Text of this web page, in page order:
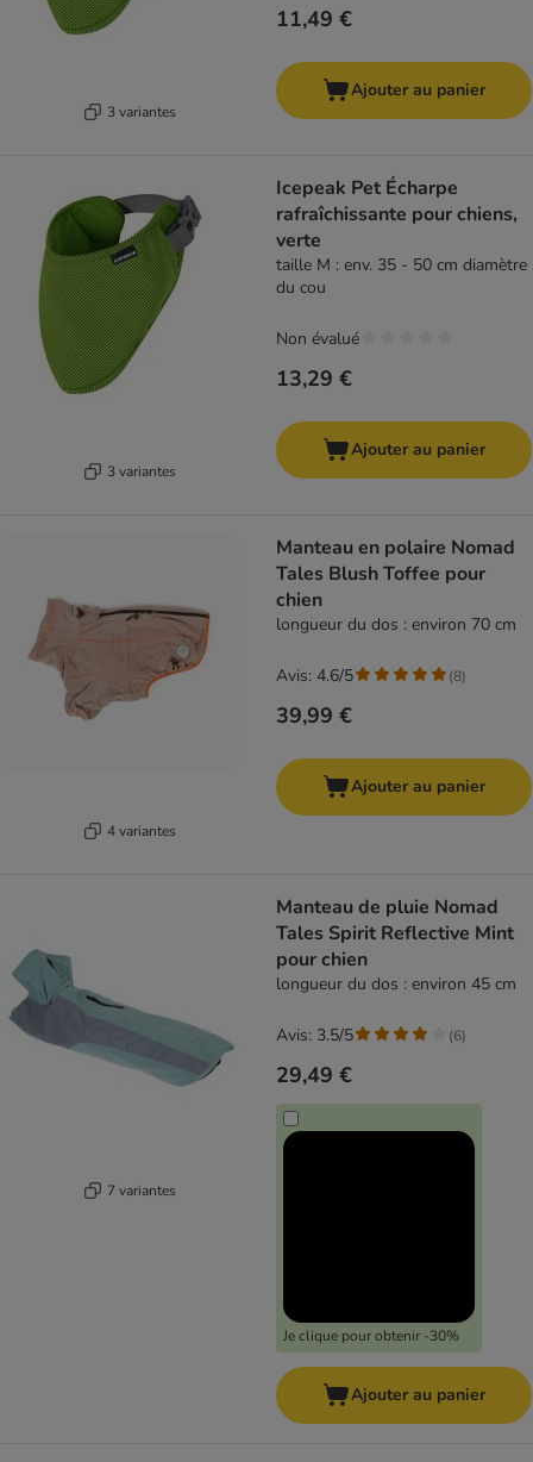
3 variantes
11,49 €
Ajouter au panier
3 variantes
Icepeak Pet Écharpe
rafraîchissante pour chiens,
verte
taille M : env. 35 - 50 cm diamètre
du cou
13,29 €
Non évalué
Ajouter au panier
4 variantes
Manteau en polaire Nomad
Tales Blush Toffee pour
chien
longueur du dos : environ 70 cm
39,99 €
Avis: 4.6/5 (8)
Ajouter au panier
7 variantes
Manteau de pluie Nomad
Tales Spirit Reflective Mint
pour chien
longueur du dos : environ 45 cm
29,49 €
Je clique pour obtenir -30%
Avis: 3.5/5 (6)
Ajouter au panier